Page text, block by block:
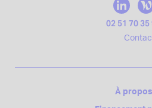
02 51 70 35
À propos